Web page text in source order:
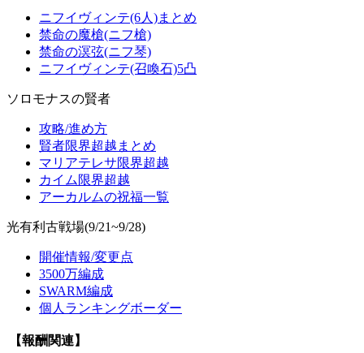
ニフイヴィンテ(6人)まとめ
禁命の魔槍(ニフ槍)
禁命の溟弦(ニフ琴)
ニフイヴィンテ(召喚石)5凸
ソロモナスの賢者
攻略/進め方
賢者限界超越まとめ
マリアテレサ限界超越
カイム限界超越
アーカルムの祝福一覧
光有利古戦場(9/21~9/28)
開催情報/変更点
3500万編成
SWARM編成
個人ランキングボーダー
【報酬関連】